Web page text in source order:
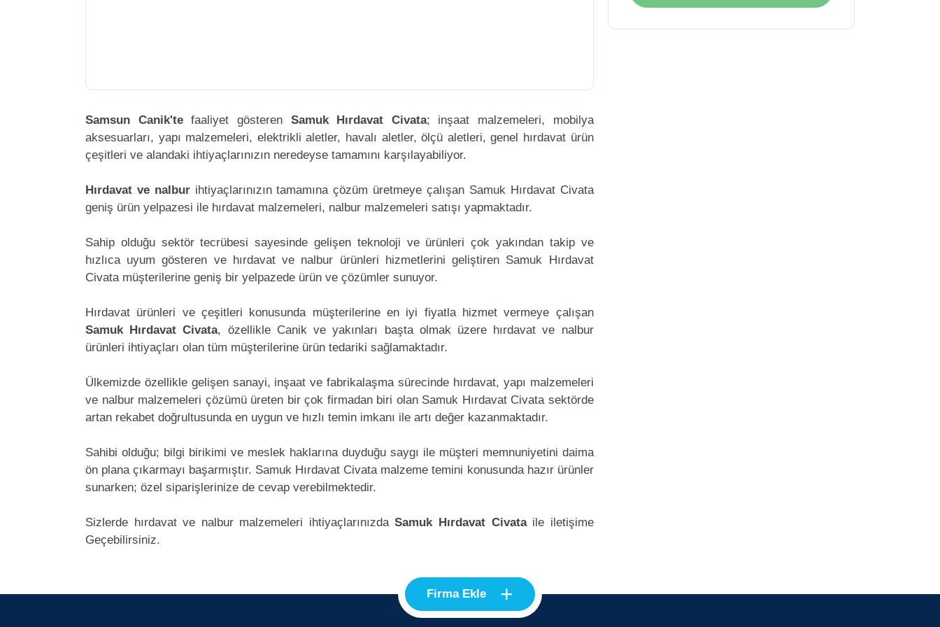
Samsun Canik'tefaaliyet gösteren Samuk Hırdavat Civata; inşaat malzemeleri, mobilya
aksesuarları, yapı malzemeleri, elektrikli aletler, havalı aletler, ölçü aletleri, genel hırdavat ürün
çeşitleri ve alandaki ihtiyaçlarınızın neredeyse tamamını karşılayabiliyor.
Hırdavat ve nalburihtiyaçlarınızın tamamına çözüm üretmeye çalışan Samuk Hırdavat Civata
geniş ürün yelpazesi ile hırdavat malzemeleri, nalbur malzemeleri satışı yapmaktadır.
Sahip olduğu sektör tecrübesi sayesinde gelişen teknoloji ve ürünleri çok yakından takip ve
hızlıca uyum gösteren ve hırdavat ve nalbur ürünleri hizmetlerini geliştiren Samuk Hırdavat
Civata müşterilerine geniş bir yelpazede ürün ve çözümler sunuyor.
Hırdavat ürünleri ve çeşitleri konusunda müşterilerine en iyi fiyatla hizmet vermeye çalışan
Samuk Hırdavat Civata, özellikle Canik ve yakınları başta olmak üzere hırdavat ve nalbur
ürünleri ihtiyaçları olan tüm müşterilerine ürün tedariki sağlamaktadır.
Ülkemizde özellikle gelişen sanayi, inşaat ve fabrikalaşma sürecinde hırdavat, yapı malzemeleri
ve nalbur malzemeleri çözümü üreten bir çok firmadan biri olan Samuk Hırdavat Civata sektörde
artan rekabet doğrultusunda en uygun ve hızlı temin imkanı ile artı değer kazanmaktadır.
Sahibi olduğu; bilgi birikimi ve meslek haklarına duyduğu saygı ile müşteri memnuniyetini daima
ön plana çıkarmayı başarmıştır. Samuk Hırdavat Civata malzeme temini konusunda hazır ürünler
sunarken; özel siparişlerinize de cevap verebilmektedir.
Sizlerde hırdavat ve nalbur malzemeleri ihtiyaçlarınızdaSamuk Hırdavat Civataile iletişime
Geçebilirsiniz.
Firma Ekle +